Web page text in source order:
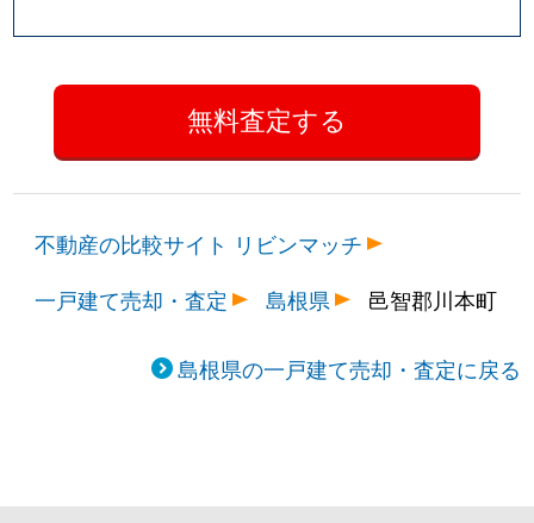
不動産の比較サイト リビンマッチ
一戸建て売却・査定
島根県 邑智郡川本町
島根県の一戸建て売却・査定に戻る